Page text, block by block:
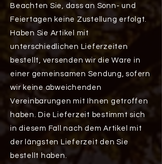
Beachten Sie, dass an Sonn- und
Feiertagen keine Zustellung erfolgt.
Haben Sie Artikel mit
unterschiedlichen Lieferzeiten
bestellt, versenden wir die Ware in
einer gemeinsamen Sendung, sofern
wir keine abweichenden
Vereinbarungen mit Ihnen getroffen
haben. Die Lieferzeit bestimmt sich
in diesem Fall nach dem Artikel mit
der längsten Lieferzeit den Sie
bestellt haben.